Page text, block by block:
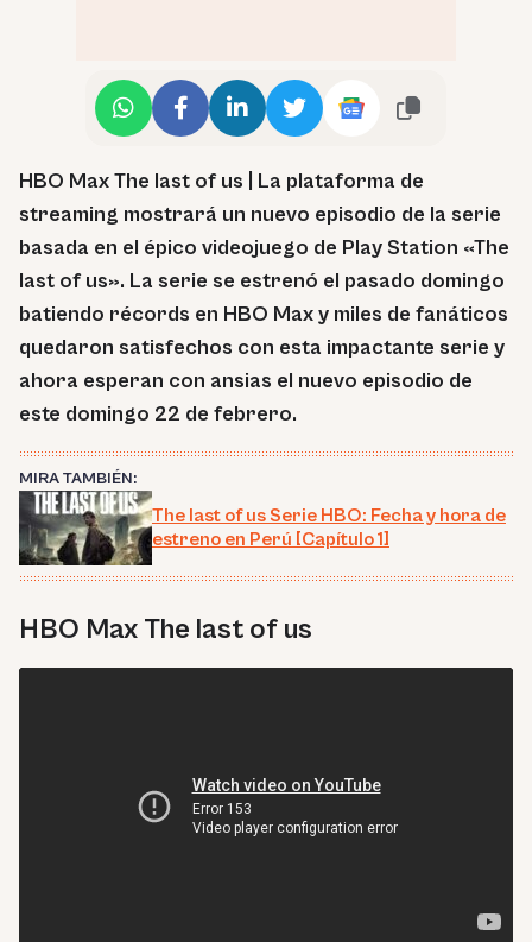
HBO Max The last of us | La plataforma de
streaming mostrará un nuevo episodio de la serie
basada en el épico videojuego de Play Station «The
last of us». La serie se estrenó el pasado domingo
batiendo récords en HBO Max y miles de fanáticos
quedaron satisfechos con esta impactante serie y
ahora esperan con ansias el nuevo episodio de
este domingo 22 de febrero.
MIRA TAMBIÉN:
The last of us Serie HBO: Fecha y hora de
estreno en Perú [Capítulo 1]
HBO Max The last of us